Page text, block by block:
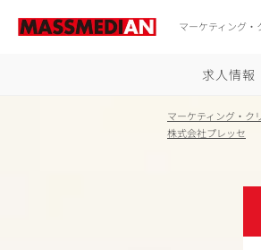
マーケティング
求人情報
マーケティング・ク
株式会社プレッセ